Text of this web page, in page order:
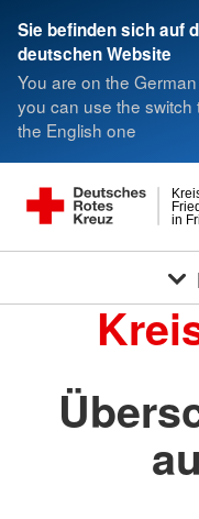
Sie befinden sich auf
deutschen Website
You are on the
you can use the switch
the English one
in